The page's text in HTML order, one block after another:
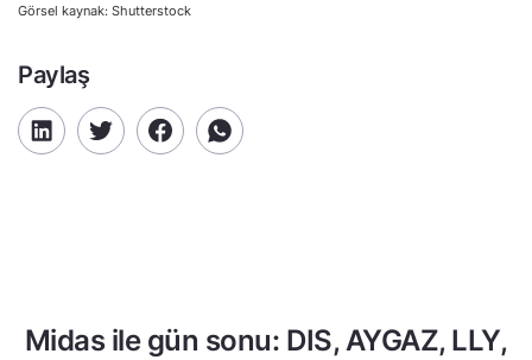
Görsel kaynak: Shutterstock
Paylaş
Midas ile gün sonu: DIS, AYGAZ, LLY,